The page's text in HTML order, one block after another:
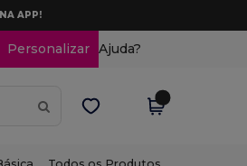
APP!
Personalizar Ajuda?
Todos os Produtos